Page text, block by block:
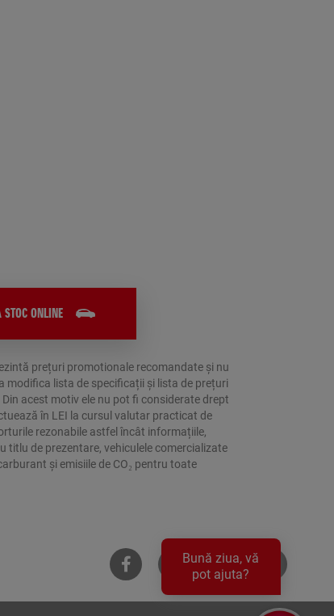
ONLINE
prețuri promotionale recomandate și nu
modifica lista de specificații și lista de prețuri
acest motiv ele nu pot fi considerate drept
în LEI la cursul valutar practicat de
rezonabile astfel încât informațiile,
titlu de prezentare, vehiculele comercializate
și emisiile de CO₂ pentru toate
Bună ziua, vă
pot ajuta?